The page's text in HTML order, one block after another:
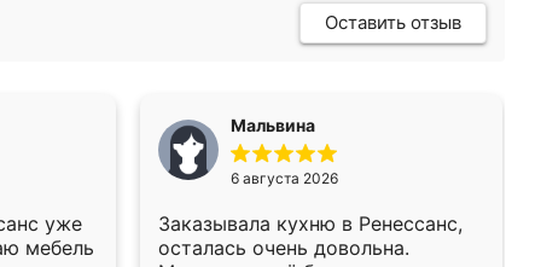
Оставить отзыв
уже
мебель
Мальвина
6 августа 2026
Заказывала кухню в Ренессанс,
осталась очень довольна.